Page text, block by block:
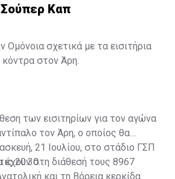
Σούπερ Καπ
σχετικά με τα εισιτήρια
στον Άρη.
των εισιτηρίων για τον αγώνα
τον Άρη, ο οποίος θα
21 Ιουλίου, στο στάδιο ΓΣΠ
20:30.
έχουν στη διάθεσή τους 8967
και τη Βόρεια κερκίδα.